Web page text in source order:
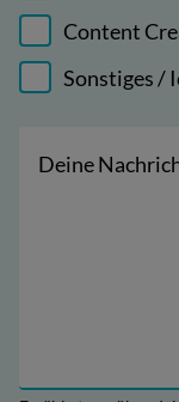
Content
Sonstiges /
Deine